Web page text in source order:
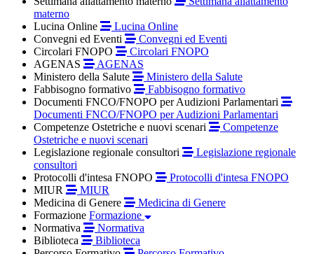
materno
Lucina Online
Lucina Online
Convegni ed Eventi
Convegni ed Eventi
Circolari FNOPO
Circolari FNOPO
AGENAS
AGENAS
Ministero della Salute
Ministero della Salute
Fabbisogno formativo
Fabbisogno formativo
Documenti FNCO/FNOPO per Audizioni Parlamentari
Documenti FNCO/FNOPO per Audizioni Parlamentari
Competenze Ostetriche e nuovi scenari
Competenze
Ostetriche e nuovi scenari
Legislazione regionale consultori
Legislazione regionale
consultori
Protocolli d'intesa FNOPO
Protocolli d'intesa FNOPO
MIUR
MIUR
Medicina di Genere
Medicina di Genere
Formazione Formazione
Normativa
Normativa
Biblioteca
Biblioteca